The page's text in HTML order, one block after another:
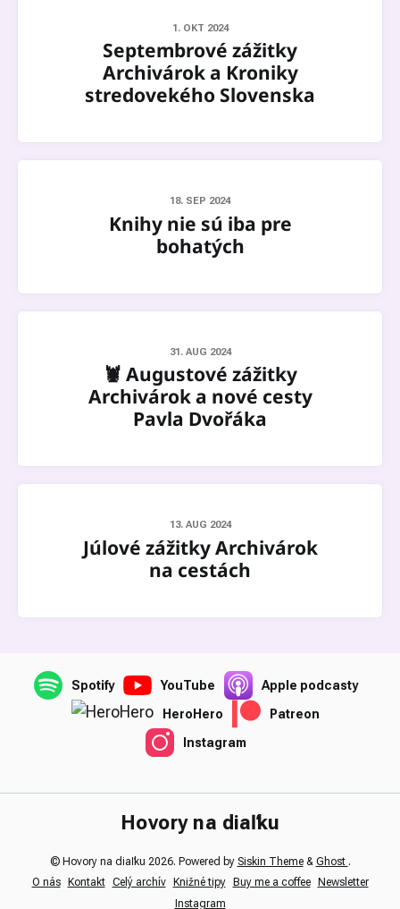
1. OKT 2024
Septembrové zážitky
Archivárok a Kroniky
stredovekého Slovenska
18. SEP 2024
Knihy nie sú iba pre
bohatých
31. AUG 2024
🦞 Augustové zážitky
Archivárok a nové cesty
Pavla Dvořáka
13. AUG 2024
Júlové zážitky Archivárok
na cestách
Spotify YouTube
Apple podcasty
HeroHero
Patreon
Instagram
Hovory na diaľku
© Hovory na diaľku 2026. Powered by Siskin Theme& Ghost .
O nás
Kontakt Celý archív Knižné tipy Buy me a coffee
Newsletter
Instagram